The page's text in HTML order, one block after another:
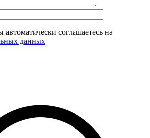
автоматически соглашаетесь на
данных